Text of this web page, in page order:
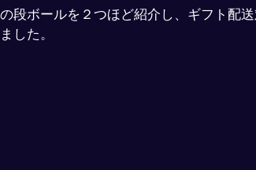
段ボールを２つほど紹介し、ギフト配
した。